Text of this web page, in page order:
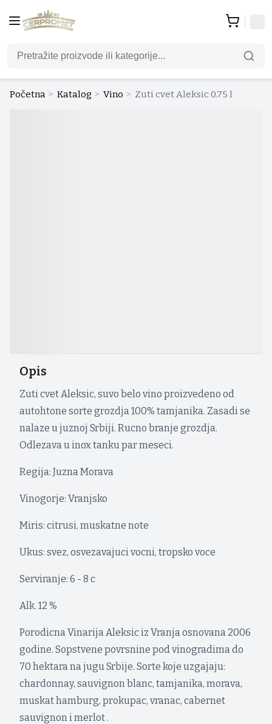
Početna > Katalog > Vino > Zuti cvet Aleksic 0.75 l
Opis
Zuti cvet Aleksic, suvo belo vino proizvedeno od
autohtone sorte grozdja 100% tamjanika. Zasadi se
nalaze u juznoj Srbiji. Rucno branje grozdja.
Odlezava u inox tanku par meseci.
Regija: Juzna Morava
Vinogorje: Vranjsko
Miris: citrusi, muskatne note
Ukus: svez, osvezavajuci vocni, tropsko voce
Serviranje: 6 - 8 c
Alk. 12 %
Porodicna Vinarija Aleksic iz Vranja osnovana 2006
godine. Sopstvene povrsnine pod vinogradima do
70 hektara na jugu Srbije. Sorte koje uzgajaju:
chardonnay, sauvignon blanc, tamjanika, morava,
muskat hamburg, prokupac, vranac, cabernet
sauvignon i merlot .